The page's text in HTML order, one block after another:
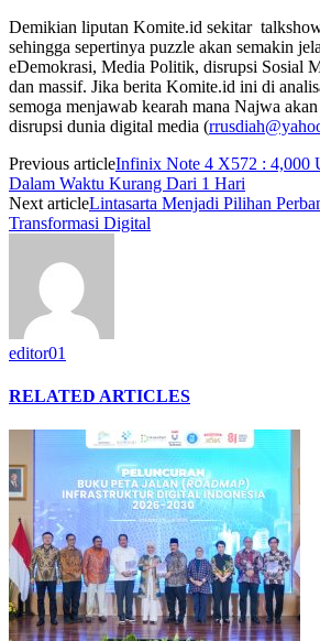
Demikian liputan Komite.id sekitar
sehingga sepertinya puzzle akan semakin
eDemokrasi, Media Politik, disrupsi Sosial
dan massif. Jika berita Komite.id ini di
semoga menjawab kearah mana Najwa
disrupsi dunia digital media (
Previous articleInfinix Note 4 X572 : 4,000
Dalam Waktu Kurang Dari 1 Hari
Next articleLintasarta Menjadi Pilihan
Transformasi Digital
editor01
RELATED ARTICLES